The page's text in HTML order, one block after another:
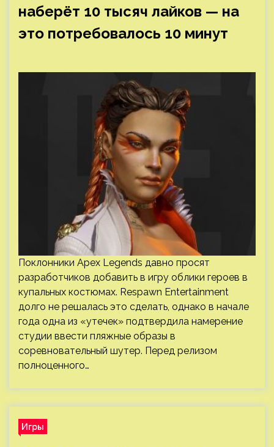
наберёт 10 тысяч лайков — на
это потребовалось 10 минут
Поклонники Apex Legends давно просят
разработчиков добавить в игру облики героев в
купальных костюмах. Respawn Entertainment
долго не решалась это сделать, однако в начале
года одна из «утечек» подтвердила намерение
студии ввести пляжные образы в
соревновательный шутер. Перед релизом
полноценного…
Игры